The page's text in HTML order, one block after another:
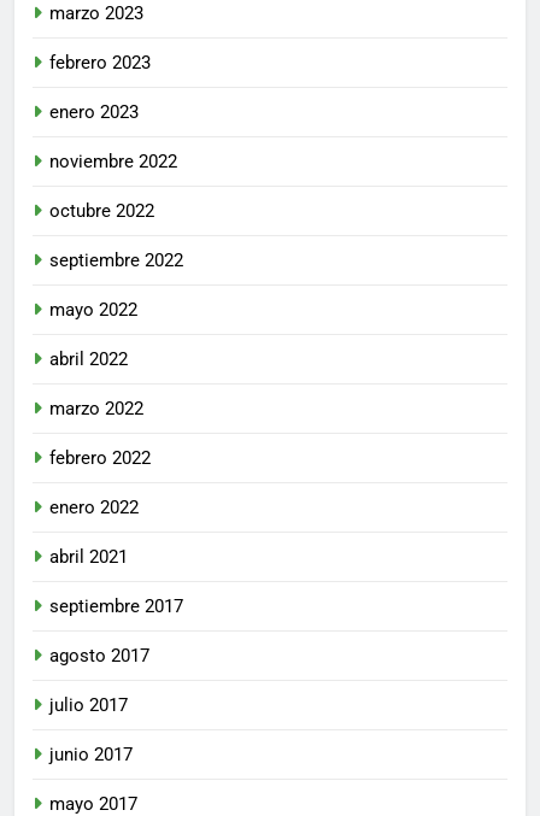
marzo 2023
febrero 2023
enero 2023
noviembre 2022
octubre 2022
septiembre 2022
mayo 2022
abril 2022
marzo 2022
febrero 2022
enero 2022
abril 2021
septiembre 2017
agosto 2017
julio 2017
junio 2017
mayo 2017